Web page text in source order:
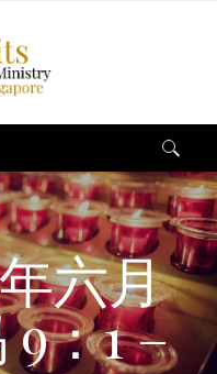
六月
：1 –